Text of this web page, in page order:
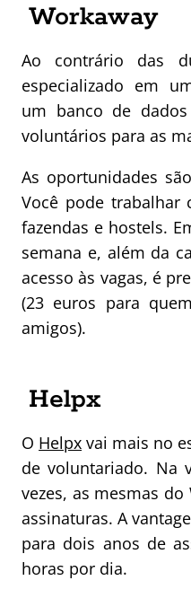
Workaway
Ao contrário das
especializado em
um banco de
voluntários para as
As oportunidades
Você pode trabalhar
fazendas e hostels.
semana e, além da
acesso às vagas, é
(23 euros para
amigos).
Helpx
O Helpx vai mais no
de voluntariado. Na
vezes, as mesmas
assinaturas. A
para dois anos de
horas por dia.